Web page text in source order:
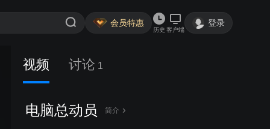
会员特惠
历史 客户端
登录
视频 讨论 1
电脑总动员 简介